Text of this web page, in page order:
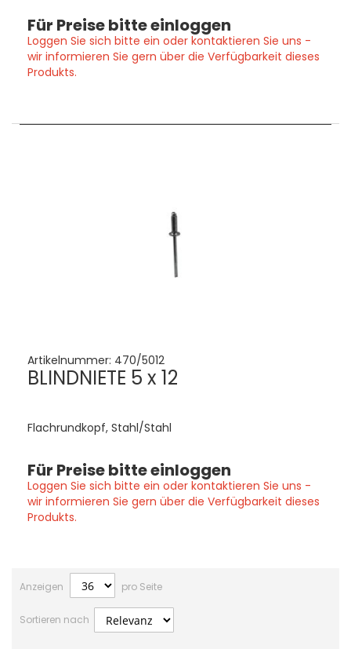
Für Preise bitte einloggen
Loggen Sie sich bitte ein oder kontaktieren Sie uns -
wir informieren Sie gern über die Verfügbarkeit dieses
Produkts.
Artikelnummer: 470/5012
BLINDNIETE 5 x 12
Flachrundkopf, Stahl/Stahl
Für Preise bitte einloggen
Loggen Sie sich bitte ein oder kontaktieren Sie uns -
wir informieren Sie gern über die Verfügbarkeit dieses
Produkts.
Anzeigen pro Seite
Sortieren nach